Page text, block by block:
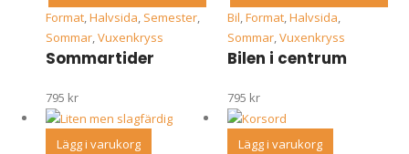
Format, Halvsida Semester,
Sommar, Vuxenkryss
Sommartider
795 kr
Bil Format, Halvsida
Sommar, Vuxenkryss
Bilen i centrum
795 kr
Lägg i varukorg Lägg i varukorg